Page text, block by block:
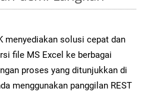
menyediakan solusi cepat dan
file MS Excel ke berbagai
proses yang ditunjukkan di
menggunakan panggilan REST